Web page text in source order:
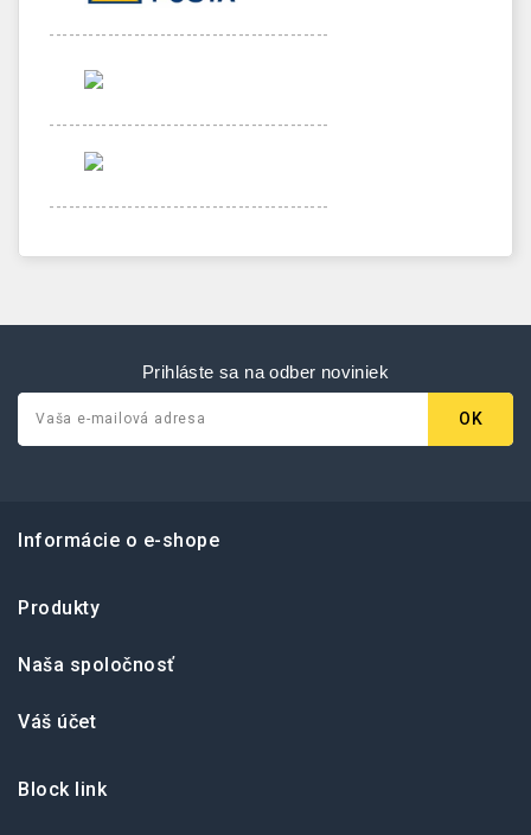
-------------------------------------------
-------------------------------------------
-------------------------------------------
Prihláste sa na odber noviniek
Informácie o e-shope
Produkty
Naša spoločnosť
Váš účet
Block link